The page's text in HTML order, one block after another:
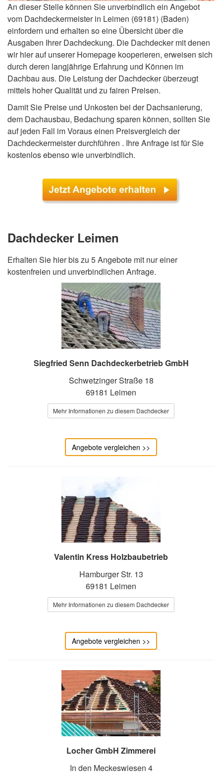
An dieser Stelle können Sie unverbindlich ein Angebot
vom Dachdeckermeister in Leimen (69181) (Baden)
einfordern und erhalten so eine Übersicht über die
Ausgaben Ihrer Dachdeckung. Die Dachdecker mit denen
wir hier auf unserer Homepage kooperieren, erweisen sich
durch deren langjährige Erfahrung und Können im
Dachbau aus. Die Leistung der Dachdecker überzeugt
mittels hoher Qualität und zu fairen Preisen.
Damit Sie Preise und Unkosten bei der Dachsanierung,
dem Dachausbau, Bedachung sparen können, sollten Sie
auf jeden Fall im Voraus einen Preisvergleich der
Dachdeckermeister durchführen . Ihre Anfrage ist für Sie
kostenlos ebenso wie unverbindlich.
Dachdecker Leimen
Erhalten Sie hier bis zu 5 Angebote mit nur einer
kostenfreien und unverbindlichen Anfrage.
Siegfried Senn Dachdeckerbetrieb GmbH
Schwetzinger Straße 18
69181 Leimen
Mehr Informationen zu diesem Dachdecker
Angebote vergleichen >>
Valentin Kress Holzbaubetrieb
Hamburger Str. 13
69181 Leimen
Mehr Informationen zu diesem Dachdecker
Angebote vergleichen >>
Locher GmbH Zimmerei
In den Meckeswiesen 4